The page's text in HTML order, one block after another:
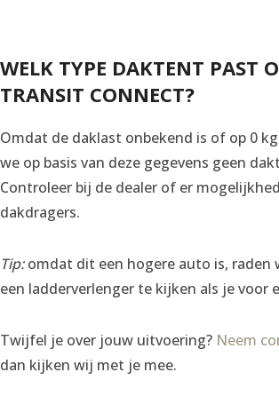
WELK TYPE DAKTENT PAST
TRANSIT CONNECT?
Omdat de daklast onbekend is of op 0
we op basis van deze gegevens geen
Controleer bij de dealer of er
dakdragers.
Tip:omdat dit een hogere auto is, raden
een ladderverlenger te kijken als je voor
Twijfel je over jouw uitvoering? Neem
dan kijken wij met je mee.